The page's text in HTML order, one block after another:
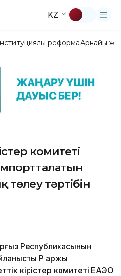
KZ
реформаАрнайы
комитеті
төлеу тәртібін
Республикасының
ҚР Қаржы
кірістер комитеті ЕАЭО